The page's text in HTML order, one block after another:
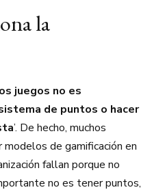
la
juegos no es
de puntos o hacer
’. De hecho, muchos
de gamificación en
fallan porque no
no es tener puntos,